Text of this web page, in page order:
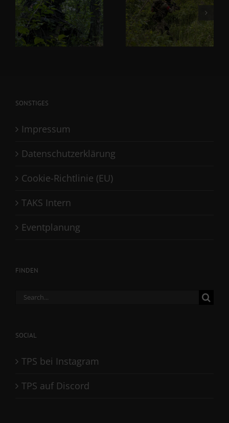
SONSTIGES
Impressum
Datenschutzerklärung
Cookie-Richtlinie (EU)
TAKS Intern
Eventplanung
FINDEN
Search
SOCIAL
TPS bei Instagram
TPS auf Discord